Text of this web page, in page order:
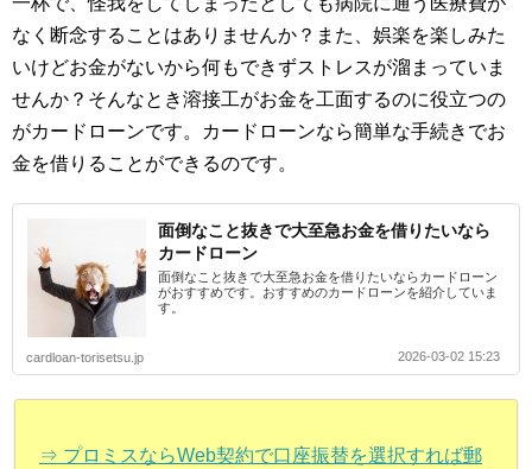
なく断念することはありませんか？また、娯楽を楽しみた
いけどお金がないから何もできずストレスが溜まっていま
せんか？そんなとき溶接工がお金を工面するのに役立つの
がカードローンです。カードローンなら簡単な手続きでお
金を借りることができるのです。
面倒なこと抜きで大至急お金を借りたいなら
カードローン
面倒なこと抜きで大至急お金を借りたいならカードローン
がおすすめです。おすすめのカードローンを紹介していま
す。
cardloan-torisetsu.jp 2026-03-02 15:23
⇒ プロミスならWeb契約で口座振替を選択すれば郵